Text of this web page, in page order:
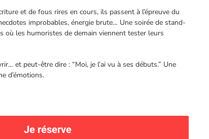
et de fous rires en cours, ils passent à l’épreuve du
improbables, énergie brute… Une soirée de stand-
où les humoristes de demain viennent tester leurs
et peut-être dire : “Moi, je l’ai vu à ses débuts.” Une
d’émotions.
Je réserve